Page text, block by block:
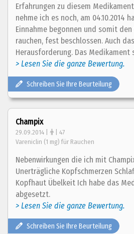
Erfahrungen zu diesem
nehme ich es noch, am 04.10.2014
Einnahme begonnen und somit
rauchen, fest beschlossen. Auch
Herausforderung. Das Medikament
> Lesen Sie die ganze Bewertung.
Schreiben Sie Ihre Beurteilung
Champix
29.09.2014 | | 47
Vareniclin (1 mg) für Rauchen
Nebenwirkungen die ich mit
Unerträgliche Kopfschmerzen
Kopfhaut Übelkeit Ich habe das
abgesetzt.
> Lesen Sie die ganze Bewertung.
Schreiben Sie Ihre Beurteilung